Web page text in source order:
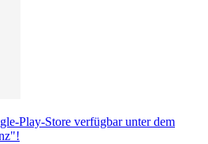
Play-Store verfügbar unter dem